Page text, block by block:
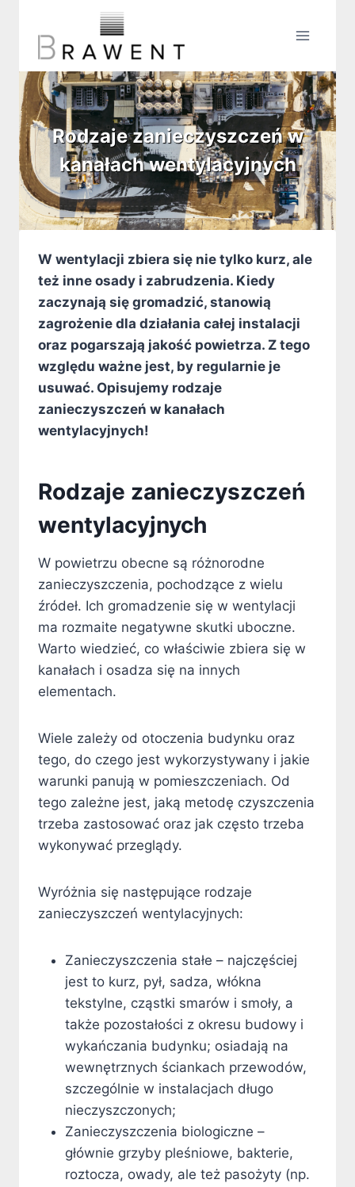
Rodzaje zanieczyszczeń w
kanałach wentylacyjnych
W wentylacji zbiera się nie tylko kurz, ale
też inne osady i zabrudzenia. Kiedy
zaczynają się gromadzić, stanowią
zagrożenie dla działania całej instalacji
oraz pogarszają jakość powietrza. Z tego
względu ważne jest, by regularnie je
usuwać. Opisujemy rodzaje
zanieczyszczeń w kanałach
wentylacyjnych!
Rodzaje zanieczyszczeń
wentylacyjnych
W powietrzu obecne są różnorodne
zanieczyszczenia, pochodzące z wielu
źródeł. Ich gromadzenie się w wentylacji
ma rozmaite negatywne skutki uboczne.
Warto wiedzieć, co właściwie zbiera się w
kanałach i osadza się na innych
elementach.
Wiele zależy od otoczenia budynku oraz
tego, do czego jest wykorzystywany i jakie
warunki panują w pomieszczeniach. Od
tego zależne jest, jaką metodę czyszczenia
trzeba zastosować oraz jak często trzeba
wykonywać przeglądy.
Wyróżnia się następujące rodzaje
zanieczyszczeń wentylacyjnych:
Zanieczyszczenia stałe – najczęściej
jest to kurz, pył, sadza, włókna
tekstylne, cząstki smarów i smoły, a
także pozostałości z okresu budowy i
wykańczania budynku; osiadają na
wewnętrznych ściankach przewodów,
szczególnie w instalacjach długo
nieczyszczonych;
Zanieczyszczenia biologiczne –
głównie grzyby pleśniowe, bakterie,
roztocza, owady, ale też pasożyty (np.